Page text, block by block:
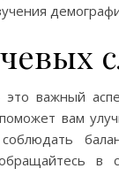
важный
вам
в